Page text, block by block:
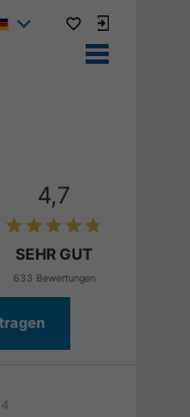
4,7
SEHR GUT
633 Bewertungen